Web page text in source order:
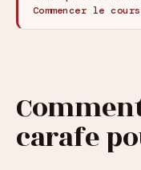
Commencer le
carafe